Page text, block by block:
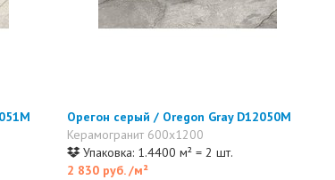
Орегон серый / Oregon Gray D12050M
Керамогранит 600x1200
Упаковка: 1.4400 м² = 2 шт.
2 830 руб./м²